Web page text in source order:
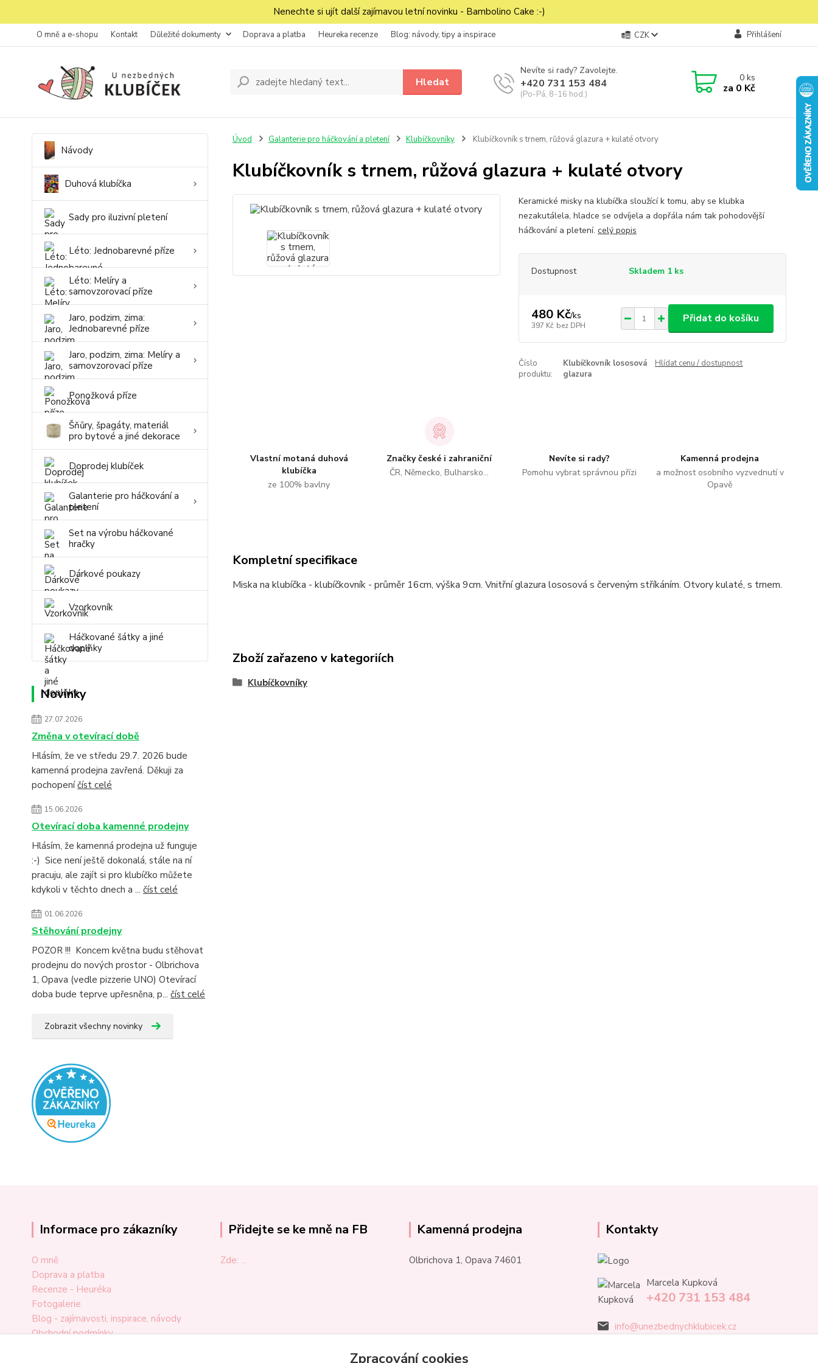
Nenechte si ujít další zajímavou letní novinku - Bambolino Cake :-)
O mně a e-shopu Kontakt Důležité dokumenty Doprava a platba Heureka recenze Blog: návody, tipy a inspirace CZK Přihlášení
Hledat
Nevíte si rady? Zavolejte.
+420 731 153 484
(Po-Pá, 8-16 hod.)
0ks
za 0 Kč
Návody
Duhová klubíčka
Sady pro iluzivní pletení
Léto: Jednobarevné příze
Léto: Melíry a
samovzorovací příze
Jaro, podzim, zima:
Jednobarevné příze
Jaro, podzim, zima: Melíry a
samovzorovací příze
Ponožková příze
Šňůry, špagáty, materiál
pro bytové a jiné dekorace
Doprodej klubíček
Galanterie pro háčkování a
pletení
Set na výrobu háčkované
hračky
Dárkové poukazy
Vzorkovník
Háčkované šátky a jiné
doplňky
Novinky
27.07.2026
Změna v otevírací době
Hlásím, že ve středu 29.7. 2026 bude
kamenná prodejna zavřená. Děkuji za
pochopeníčíst celé
15.06.2026
Otevírací doba kamenné prodejny
Hlásím, že kamenná prodejna už funguje
:-) Sice není ještě dokonalá, stále na ní
pracuju, ale zajít si pro klubíčko můžete
kdykoli v těchto dnech a ... číst celé
01.06.2026
Stěhování prodejny
POZOR !!! Koncem května budu stěhovat
prodejnu do nových prostor - Olbrichova
1, Opava (vedle pizzerie UNO) Otevírací
doba bude teprve upřesněna, p... číst celé
Zobrazit všechny novinky
Úvod Galanterie pro háčkování a pletení Klubíčkovníky Klubíčkovník s trnem, růžová glazura + kulaté otvory
Klubíčkovník s trnem, růžová glazura + kulaté otvory
Keramické misky na klubíčka sloužící k tomu, aby se klubka
nezakutálela, hladce se odvíjela a dopřála nám tak pohodovější
háčkování a pletení. celý popis
Dostupnost Skladem 1 ks
480 Kč/ks
397 Kč bez DPH
Přidat do košíku
Číslo
produktu:
Klubíčkovník lososová
glazura
Hlídat cenu / dostupnost
Vlastní motaná duhová
klubíčka
ze 100% bavlny
Značky české i zahraniční
ČR, Německo, Bulharsko...
Nevíte si rady?
Pomohu vybrat správnou přízi
Kamenná prodejna
a možnost osobního vyzvednutí v
Opavě
Kompletní specifikace
Miska na klubíčka - klubíčkovník - průměr 16cm, výška 9cm. Vnitřní glazura lososová s červeným stříkáním. Otvory kulaté, s trnem.
Zboží zařazeno v kategoriích
Klubíčkovníky
Informace pro zákazníky
O mně
Doprava a platba
Recenze - Heuréka
Fotogalerie
Blog - zajímavosti, inspirace, návody
Obchodní podmínky
Přidejte se ke mně na FB
Zde: ...
Kamenná prodejna
Olbrichova 1, Opava 74601
Kontakty
Marcela Kupková
+420 731 153 484
info@unezbednychklubicek.cz
Zpracování cookies